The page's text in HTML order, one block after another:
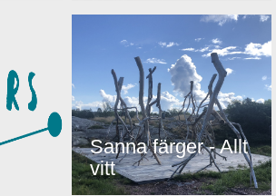
Sanna färger - Allt
vitt